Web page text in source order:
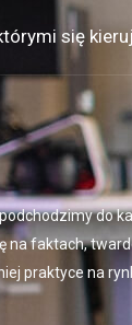
się
do
na faktach,
praktyce na